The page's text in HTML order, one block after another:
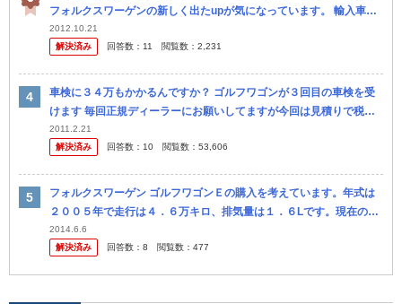
フォルクスワーゲンの新しく出たupが気になっています。 輸入車は
故障が多いとも聞いたことがあるんですが。
2012.10.21
解決済み
回答数： 11 閲覧数： 2,231
車検に３４万もかかるんですか？ ゴルフワゴンが３回目の車検を受
けます 毎回正規ディーラーにお願いしてますが今回は見積りで税金
込みで３４万くらいだそうです(&gt;_&lt; ) ちなみ...
2011.2.21
解決済み
回答数： 10 閲覧数： 53,606
フォルクスワーゲン ゴルフワゴンＥの購入を考えています。年式は
２００５年で走行は４．６万キロ、排気量は１．６Lです。現在のタ
イミングで購入時は、どういったトラブルを想定したほうが良いでし
ょうか。 外車
2014.6.6
解決済み
回答数： 8 閲覧数： 477